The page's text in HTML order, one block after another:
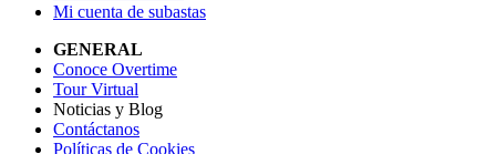
Mi cuenta de subastas
GENERAL
Conoce Overtime
Tour Virtual
Noticias y Blog
Contáctanos
Políticas de Cookies